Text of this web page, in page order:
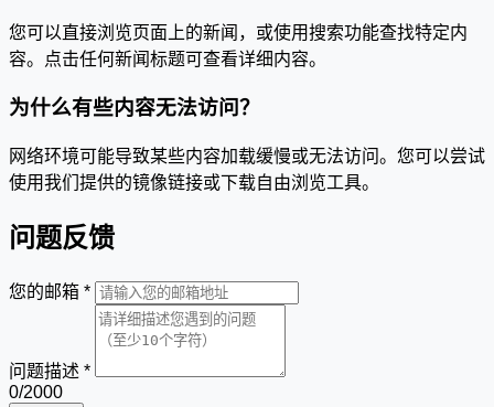
您可以直接浏览页面上的新闻，或使用搜索功能查找特定内
容。点击任何新闻标题可查看详细内容。
为什么有些内容无法访问？
网络环境可能导致某些内容加载缓慢或无法访问。您可以尝试
使用我们提供的镜像链接或下载自由浏览工具。
问题反馈
您的邮箱 *
问题描述 *
0/2000